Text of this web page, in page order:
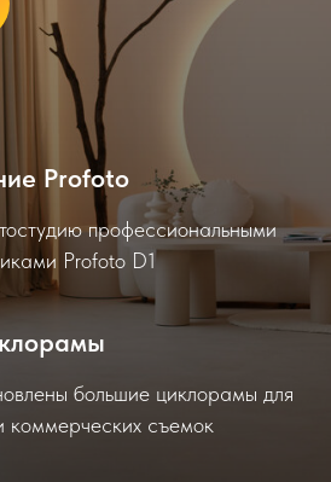
Profoto
профессиональными
Profoto D1
большие циклорамы для
коммерческих съемок